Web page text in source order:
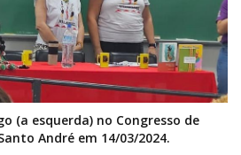
(a esquerda) no Congresso de
André em 14/03/2024.